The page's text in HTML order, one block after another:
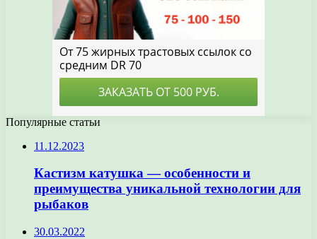
Популярные статьи
11.12.2023
Кастизм катушка — особенности и
преимущества уникальной технологии для
рыбаков
30.03.2022